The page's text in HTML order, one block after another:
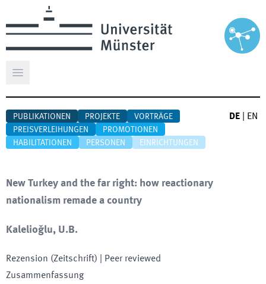
Hauptmenü öffnen
PUBLIKATIONEN PROJEKTE
VORTRÄGE
PREISVERLEIHUNGEN
PROMOTIONEN
HABILITATIONEN
PERSONEN EINRICHTUNGEN
DE EN
New Turkey and the far right: how reactionary
nationalism remade a country
Kalelioğlu, U.B.
Rezension (Zeitschrift) | Peer reviewed
Zusammenfassung